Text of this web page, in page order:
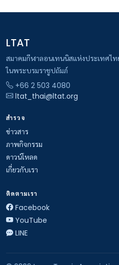
LTAT
สมาคมกีฬาลอนเทนนิสแห่งประเทศไท
ในพระบรมราชูปถัมภ์
+66 2 503 4080
ltat_thai@ltat.org
สำรวจ
ข่าวสาร
ภาพกิจกรรม
ดาวน์โหลด
เกี่ยวกับเรา
ติดตามเรา
Facebook
YouTube
LINE